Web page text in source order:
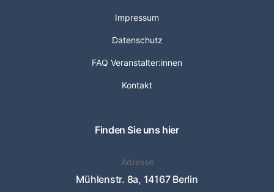
Impressum
Datenschutz
FAQ Veranstalter:innen
Kontakt
Finden Sie uns hier
Adresse
Mühlenstr. 8a, 14167 Berlin